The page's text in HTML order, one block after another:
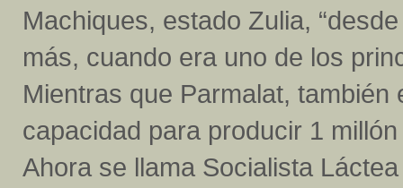
Machiques, estado Zulia,
más, cuando era uno de los
Mientras que Parmalat,
capacidad para producir 1
Ahora se llama Socialista